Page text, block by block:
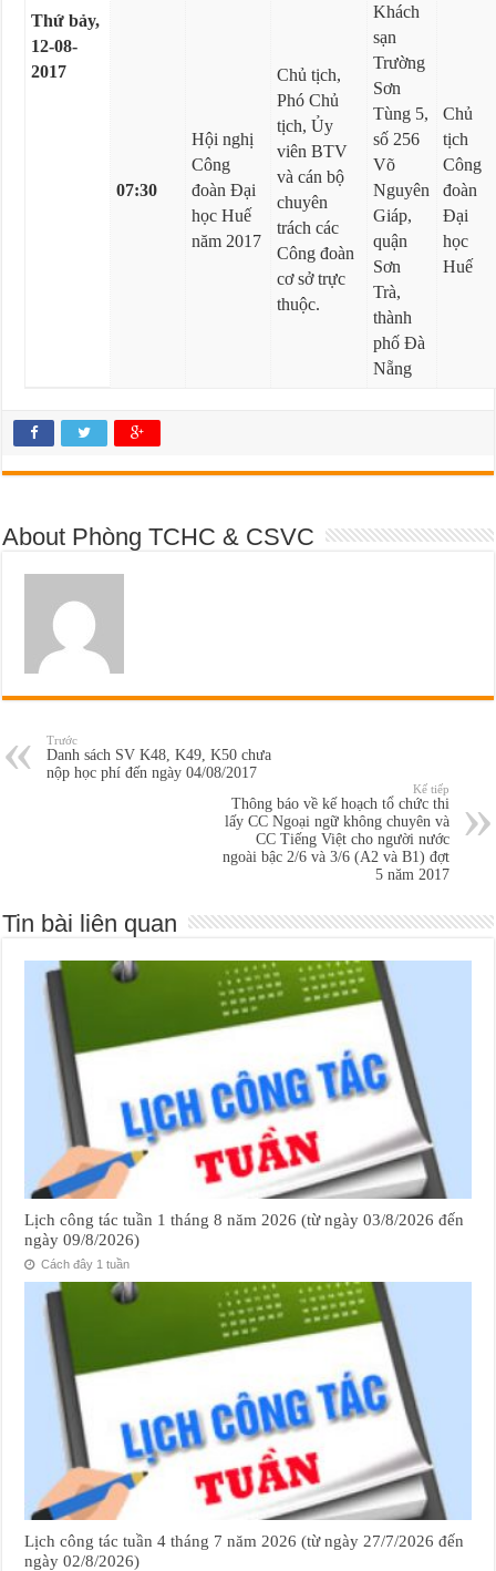
Thứ bảy,
12-08-
2017
07:30
Hội nghị
Công
đoàn Đại
học Huế
năm 2017
Chủ tịch,
Phó Chủ
tịch, Ủy
viên BTV
và cán bộ
chuyên
trách các
Công đoàn
cơ sở trực
thuộc.
Khách
sạn
Trường
Sơn
Tùng 5,
số 256
Võ
Nguyên
Giáp,
quận
Sơn
Trà,
thành
phố Đà
Nẵng
Chủ
tịch
Công
đoàn
Đại
học
Huế
About Phòng TCHC & CSVC
Trước
Danh sách SV K48, K49, K50 chưa
nộp học phí đến ngày 04/08/2017
Kế tiếp
Thông báo về kế hoạch tổ chức thi
lấy CC Ngoại ngữ không chuyên và
CC Tiếng Việt cho người nước
ngoài bậc 2/6 và 3/6 (A2 và B1) đợt
5 năm 2017
Tin bài liên quan
Lịch công tác tuần 1 tháng 8 năm 2026 (từ ngày 03/8/2026 đến
ngày 09/8/2026)
Cách đây 1 tuần
Lịch công tác tuần 4 tháng 7 năm 2026 (từ ngày 27/7/2026 đến
ngày 02/8/2026)